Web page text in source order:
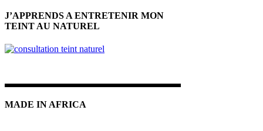
J’APPRENDS A ENTRETENIR MON
TEINT AU NATUREL
MADE IN AFRICA